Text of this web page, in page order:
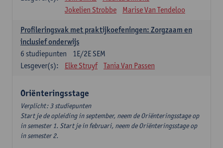
Jokelien Strobbe
Marise Van Tendeloo
Profileringsvak met praktijkoefeningen: Zorgzaam en
inclusief onderwijs
1E/2E SEM
6 studiepunten
Lesgever(s):
Elke Struyf Tania Van Passen
Oriënteringsstage
Verplicht: 3 studiepunten
Start je de opleiding in september, neem de Oriënteringsstage op
in semester 1. Start je in februari, neem de Oriënteringsstage op
in semester 2.